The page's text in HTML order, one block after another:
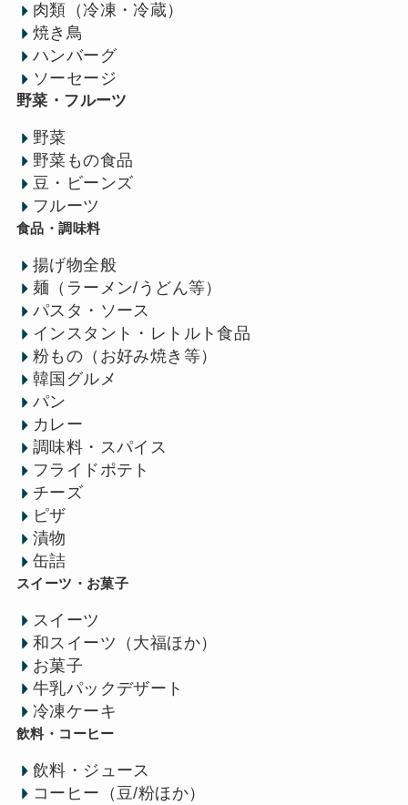
肉類（冷凍・冷蔵）
焼き鳥
ハンバーグ
ソーセージ
野菜・フルーツ
野菜
野菜もの食品
豆・ビーンズ
フルーツ
食品・調味料
揚げ物全般
麺（ラーメン/うどん等）
パスタ・ソース
インスタント・レトルト食品
粉もの（お好み焼き等）
韓国グルメ
パン
カレー
調味料・スパイス
フライドポテト
チーズ
ピザ
漬物
缶詰
スイーツ・お菓子
スイーツ
和スイーツ（大福ほか）
お菓子
牛乳パックデザート
冷凍ケーキ
飲料・コーヒー
飲料・ジュース
コーヒー（豆/粉ほか）